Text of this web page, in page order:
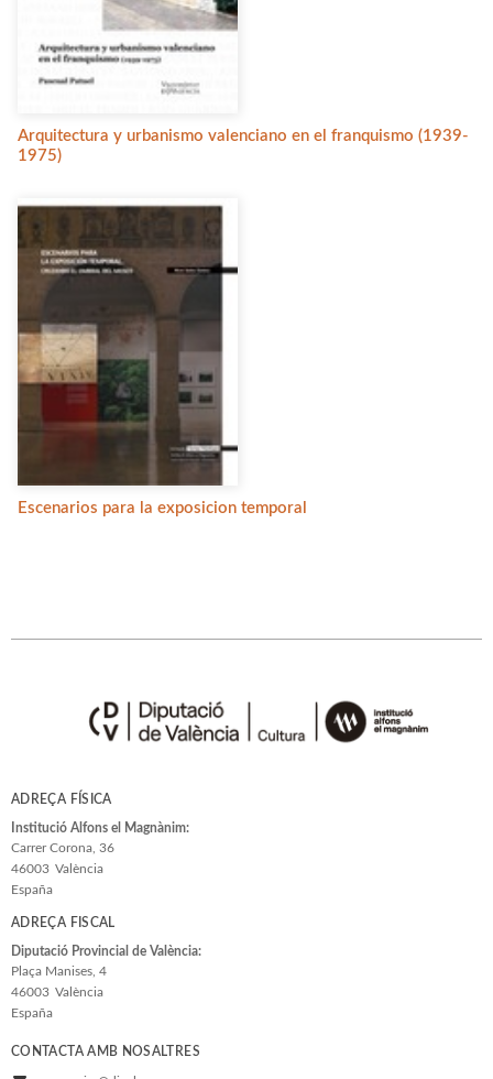
Arquitectura y urbanismo valenciano en el franquismo (1939-
1975)
Escenarios para la exposicion temporal
ADREÇA FÍSICA
Institució Alfons el Magnànim:
Carrer Corona, 36
46003 València
España
ADREÇA FISCAL
Diputació Provincial de València:
Plaça Manises, 4
46003 València
España
CONTACTA AMB NOSALTRES